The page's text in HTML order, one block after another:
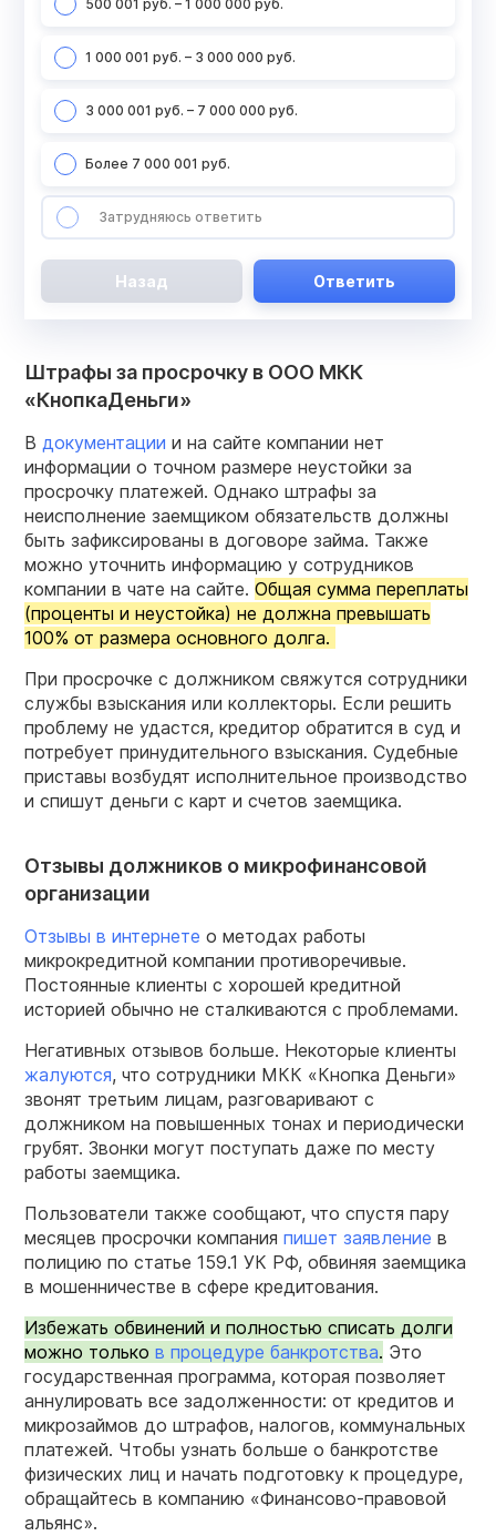
500 001 руб. – 1 000 000 руб.
1 000 001 руб. – 3 000 000 руб.
3 000 001 руб. – 7 000 000 руб.
Более 7 000 001 руб.
Затрудняюсь ответить
Назад Ответить
Штрафы за просрочку в ООО МКК
«КнопкаДеньги»
В документации и на сайте компании нет
информации о точном размере неустойки за
просрочку платежей. Однако штрафы за
неисполнение заемщиком обязательств должны
быть зафиксированы в договоре займа. Также
можно уточнить информацию у сотрудников
компании в чате на сайте. Общая сумма переплаты
(проценты и неустойка) не должна превышать
100% от размера основного долга.
При просрочке с должником свяжутся сотрудники
службы взыскания или коллекторы. Если решить
проблему не удастся, кредитор обратится в суд и
потребует принудительного взыскания. Судебные
приставы возбудят исполнительное производство
и спишут деньги с карт и счетов заемщика.
Отзывы должников о микрофинансовой
организации
Отзывы в интернете о методах работы
микрокредитной компании противоречивые.
Постоянные клиенты с хорошей кредитной
историей обычно не сталкиваются с проблемами.
Негативных отзывов больше. Некоторые клиенты
жалуются, что сотрудники МКК «Кнопка Деньги»
звонят третьим лицам, разговаривают с
должником на повышенных тонах и периодически
грубят. Звонки могут поступать даже по месту
работы заемщика.
Пользователи также сообщают, что спустя пару
месяцев просрочки компания пишет заявление в
полицию по статье 159.1 УК РФ, обвиняя заемщика
в мошенничестве в сфере кредитования.
Избежать обвинений и полностью списать долги
можно только в процедуре банкротства. Это
государственная программа, которая позволяет
аннулировать все задолженности: от кредитов и
микрозаймов до штрафов, налогов, коммунальных
платежей. Чтобы узнать больше о банкротстве
физических лиц и начать подготовку к процедуре,
обращайтесь в компанию «Финансово-правовой
альянс».